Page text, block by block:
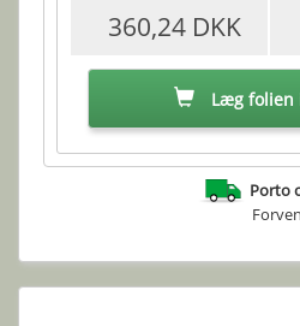
360,24 DKK
Læg folien
Porto